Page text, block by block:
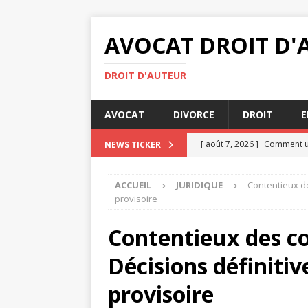
AVOCAT DROIT
DROIT D'AUTEUR
AVOCAT DIVORCE DROIT
NEWS TICKER [ août 7, 2026 ] Comment
[ août 7, 2026 ]
[ juillet 31, 2026 ]
[ août 8, 2026 ] Les
ACCUEIL JURIDIQUE
Contentieux
provisoire
Contentieux des
Décisions
provisoire